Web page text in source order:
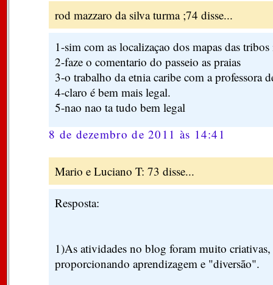
rod mazzaro da silva turma ;74 disse...
1-sim com as localizaçao dos mapas das
2-faze o comentario do passeio as praias
3-o trabalho da etnia caribe com a professora
4-claro é bem mais legal.
5-nao nao ta tudo bem legal
8 de dezembro de 2011 às 14:41
Mario e Luciano T: 73 disse...
Resposta:
1)As atividades no blog foram muito criativas,
proporcionando aprendizagem e "diversão".